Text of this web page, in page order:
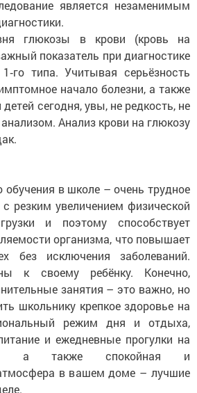
является незаменимым
глюкозы в крови (кровь на
показатель при диагностике
типа. Учитывая серьёзность
начало болезни, а также
сегодня, увы, не редкость, не
Анализ крови на глюкозу
обучения в школе – очень трудное
резким увеличением физической
и поэтому способствует
организма, что повышает
без исключения заболеваний.
к своему ребёнку. Конечно,
занятия – это важно, но
школьнику крепкое здоровье на
режим дня и отдыха,
и ежедневные прогулки на
а также спокойная и
в вашем доме – лучшие